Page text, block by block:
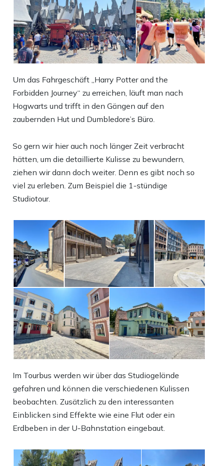
Um das Fahrgeschäft „Harry Potter and the
Forbidden Journey“ zu erreichen, läuft man nach
Hogwarts und trifft in den Gängen auf den
zaubernden Hut und Dumbledore’s Büro.
So gern wir hier auch noch länger Zeit verbracht
hätten, um die detaillierte Kulisse zu bewundern,
ziehen wir dann doch weiter. Denn es gibt noch so
viel zu erleben. Zum Beispiel die 1-stündige
Studiotour.
Im Tourbus werden wir über das Studiogelände
gefahren und können die verschiedenen Kulissen
beobachten. Zusätzlich zu den interessanten
Einblicken sind Effekte wie eine Flut oder ein
Erdbeben in der U-Bahnstation eingebaut.